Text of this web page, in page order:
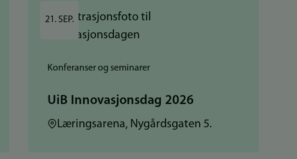
21. SEP.
Konferanser og seminarer
UiB Innovasjonsdag 2026
Sted:Læringsarena, Nygårdsgaten 5.